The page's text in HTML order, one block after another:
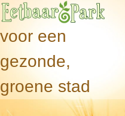
voor een
gezonde,
groene stad